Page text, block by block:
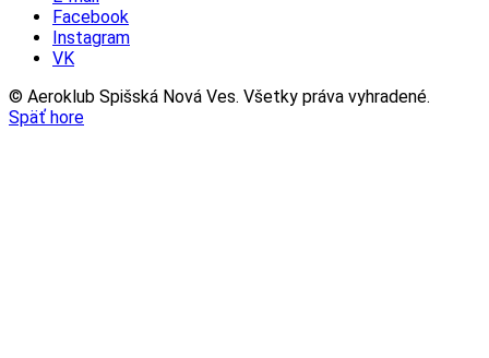
Facebook
Instagram
VK
© Aeroklub Spišská Nová Ves. Všetky práva vyhradené.
Späť hore